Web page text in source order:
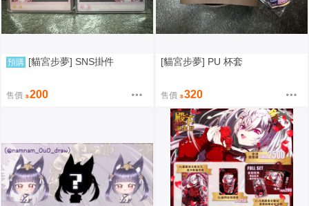
預購 [貓宮步夢] SNS掛件
售價 200
[貓宮步夢] PU 杯套
售價 320